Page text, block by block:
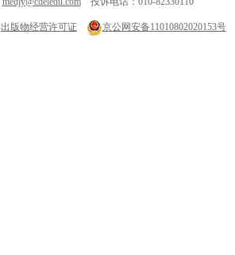
出版物经营许可证 京公网安备11010802020153号